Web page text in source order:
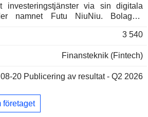
investeringstjänster via sin digitala
namnet Futu NiuNiu. Bolagets
kunderna att handla värdepapper på
(ETF:er). Dessutom tillhandahåller
3 540
Finansteknik (Fintech)
08-20 Publicering av resultat - Q2 2026
företaget